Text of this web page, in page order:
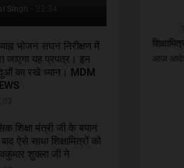
Singh
भोजन सघन निरीक्षण में
जाएगा यह प्रपत्र। इन
का रखे ध्यान। MDM
शिक्षा मंत्री जी के बयान
ऐसे साधा शिक्षामित्रों को
शुक्ला जी ने
जैसा
आज आदेश